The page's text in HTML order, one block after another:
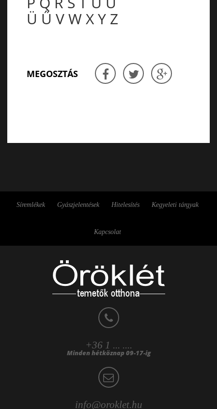
Ü Ű VWXY Z
MEGOSZTÁS
Síremlékek Gyászjelentések Hitelesítés Kegyeleti tárgyak
Kapcsolat
+36 1 ... ....
Minden hétköznap 09-17-ig
info@oroklet.hu